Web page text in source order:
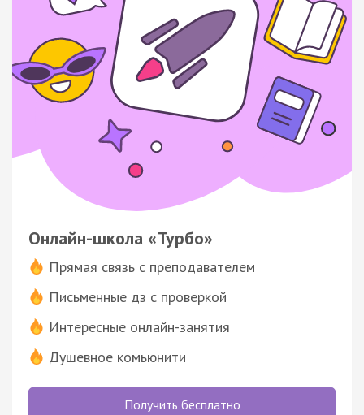
Онлайн-школа «Турбо»
Прямая связь с преподавателем
Письменные дз с проверкой
Интересные онлайн-занятия
Душевное комьюнити
Получить бесплатно